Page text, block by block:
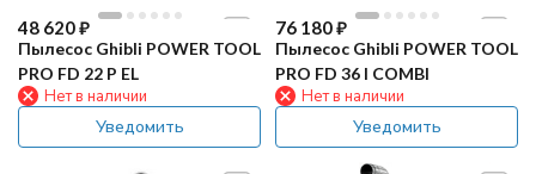
48 620₽
Пылесос Ghibli POWER TOOL
PRO FD 22 P EL
Нет в наличии
Уведомить
76 180₽
Пылесос Ghibli POWER TOOL
PRO FD 36 I COMBI
Нет в наличии
Уведомить